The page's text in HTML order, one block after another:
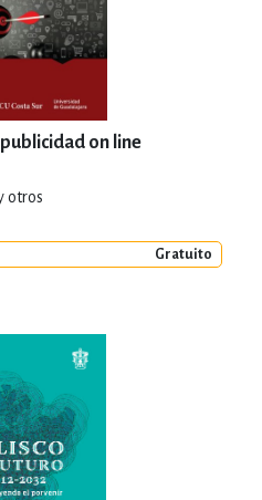
on line
otros
Gratuito